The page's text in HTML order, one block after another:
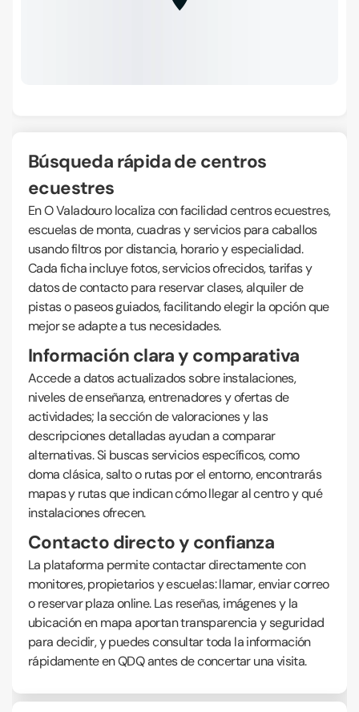
Búsqueda rápida de centros
ecuestres
En O Valadouro localiza con facilidad centros ecuestres,
escuelas de monta, cuadras y servicios para caballos
usando filtros por distancia, horario y especialidad.
Cada ficha incluye fotos, servicios ofrecidos, tarifas y
datos de contacto para reservar clases, alquiler de
pistas o paseos guiados, facilitando elegir la opción que
mejor se adapte a tus necesidades.
Información clara y comparativa
Accede a datos actualizados sobre instalaciones,
niveles de enseñanza, entrenadores y ofertas de
actividades; la sección de valoraciones y las
descripciones detalladas ayudan a comparar
alternativas. Si buscas servicios específicos, como
doma clásica, salto o rutas por el entorno, encontrarás
mapas y rutas que indican cómo llegar al centro y qué
instalaciones ofrecen.
Contacto directo y confianza
La plataforma permite contactar directamente con
monitores, propietarios y escuelas: llamar, enviar correo
o reservar plaza online. Las reseñas, imágenes y la
ubicación en mapa aportan transparencia y seguridad
para decidir, y puedes consultar toda la información
rápidamente en QDQ antes de concertar una visita.